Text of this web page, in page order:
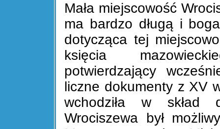
Mała miejscowość
ma bardzo długą i
dotycząca tej
księcia
potwierdzający
liczne dokumenty z XV
wchodziła w skład
Wrociszewa był